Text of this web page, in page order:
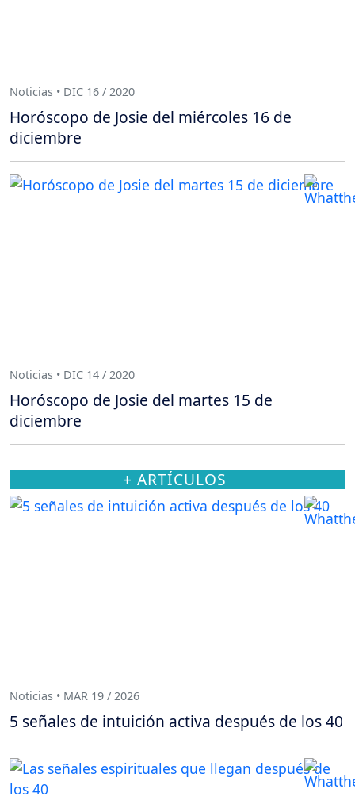
Noticias • DIC 16 / 2020
Horóscopo de Josie del miércoles 16 de
diciembre
Noticias • DIC 14 / 2020
Horóscopo de Josie del martes 15 de
diciembre
+ ARTÍCULOS
Noticias • MAR 19 / 2026
5 señales de intuición activa después de los 40